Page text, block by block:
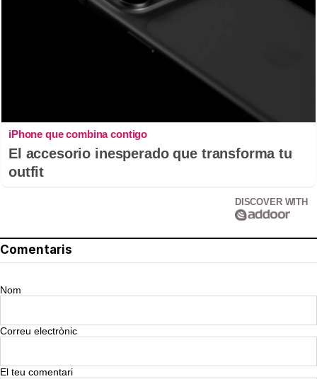
iPhone que combina contigo
El accesorio inesperado que transforma tu
outfit
DISCOVER WITH
Comentaris
Nom
Correu electrònic
El teu comentari